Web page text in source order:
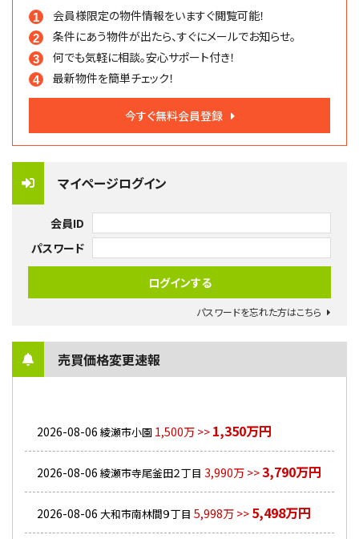
会員様限定の物件情報をいますぐ閲覧可能！
条件にあう物件が出たら、すぐにメールでお知らせ。
何でも気軽に相談。安心サポート付き！
最新物件を簡単チェック！
今すぐ無料会員登録
マイページログイン
会員ID
パスワード
パスワードを忘れた方はこちら
売買価格変更速報
2026-08-06 綾瀬市小園 1,500万 >> 1,350万円
2026-08-06 綾瀬市寺尾釜田２丁目 3,990万 >>3,790万円
2026-08-06 大和市南林間９丁目 5,998万 >> 5,498万円